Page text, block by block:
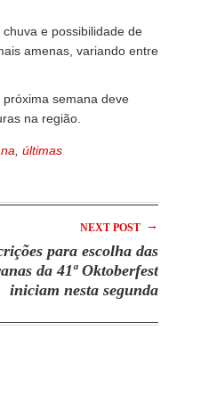
e possibilidade de
amenas, variando entre
semana deve
na região.
últimas
NEXT POST →
para escolha das
da 41ª Oktoberfest
iniciam nesta segunda